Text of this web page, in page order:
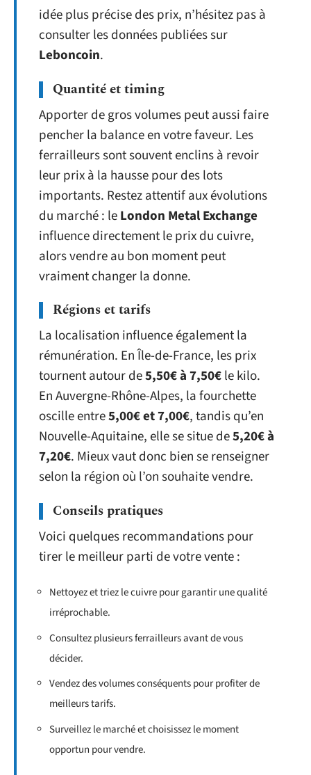
idée plus précise des prix, n’hésitez pas à
consulter les données publiées sur
Leboncoin.
Quantité et timing
Apporter de gros volumes peut aussi faire
pencher la balance en votre faveur. Les
ferrailleurs sont souvent enclins à revoir
leur prix à la hausse pour des lots
importants. Restez attentif aux évolutions
du marché : leLondon Metal Exchange
influence directement le prix du cuivre,
alors vendre au bon moment peut
vraiment changer la donne.
Régions et tarifs
La localisation influence également la
rémunération. En Île-de-France, les prix
tournent autour de5,50€ à 7,50€le kilo.
En Auvergne-Rhône-Alpes, la fourchette
oscille entre5,00€ et 7,00€, tandis qu’en
Nouvelle-Aquitaine, elle se situe de5,20€ à
7,20€. Mieux vaut donc bien se renseigner
selon la région où l’on souhaite vendre.
Conseils pratiques
Voici quelques recommandations pour
tirer le meilleur parti de votre vente :
Nettoyez et triez le cuivre pour garantir une qualité
irréprochable.
Consultez plusieurs ferrailleurs avant de vous
décider.
Vendez des volumes conséquents pour profiter de
meilleurs tarifs.
Surveillez le marché et choisissez le moment
opportun pour vendre.